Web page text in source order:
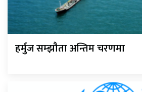
हर्मुज सम्झौता अन्तिम चरणमा